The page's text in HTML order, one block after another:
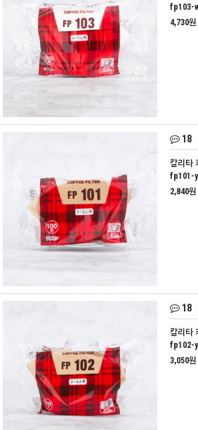
fp103-
4,730원
18
칼리타
fp101-y
2,840원
18
칼리타
fp102-y
3,050원